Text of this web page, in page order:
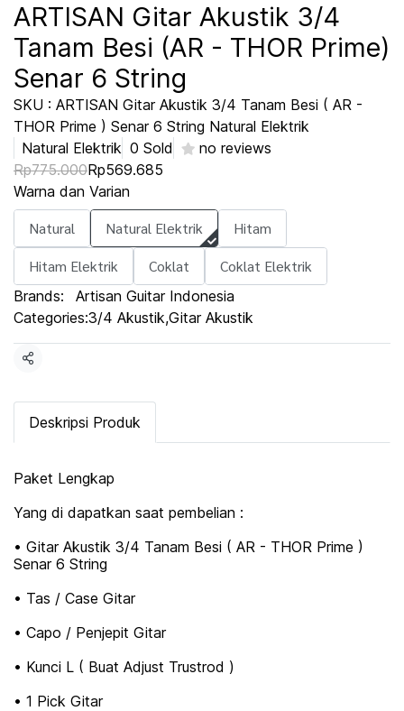
ARTISAN Gitar Akustik 3/4
Tanam Besi (AR - THOR Prime)
Senar 6 String
SKU : ARTISAN Gitar Akustik 3/4 Tanam Besi ( AR -
THOR Prime ) Senar 6 String Natural Elektrik
Natural Elektrik 0 Sold
no reviews
Rp775.000Rp569.685
Warna dan Varian
Natural Natural Elektrik
Hitam
Hitam Elektrik
Coklat Coklat Elektrik
Brands:
Artisan Guitar Indonesia
Categories:3/4 Akustik,Gitar Akustik
Share
Deskripsi Produk
Paket Lengkap
Yang di dapatkan saat pembelian :
• Gitar Akustik 3/4 Tanam Besi ( AR - THOR Prime )
Senar 6 String
• Tas / Case Gitar
• Capo / Penjepit Gitar
• Kunci L ( Buat Adjust Trustrod )
• 1 Pick Gitar